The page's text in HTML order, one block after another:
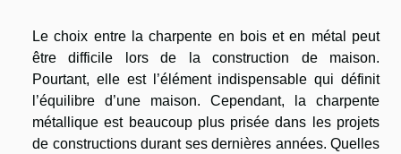
Le choix entre la charpente en bois et en métal peut
être difficile lors de la construction de maison.
Pourtant, elle est l’élément indispensable qui définit
l’équilibre d’une maison. Cependant, la charpente
métallique est beaucoup plus prisée dans les projets
de constructions durant ses dernières années. Quelles